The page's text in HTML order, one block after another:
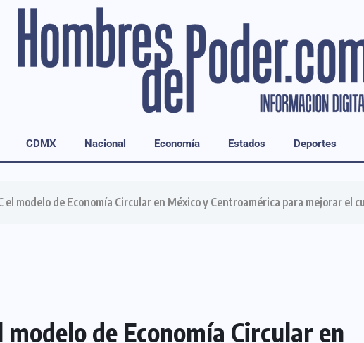
CDMX Nacional Economía Estados Deportes
el modelo de Economía Circular en México y Centroamérica para mejorar el
modelo de Economía Circular en